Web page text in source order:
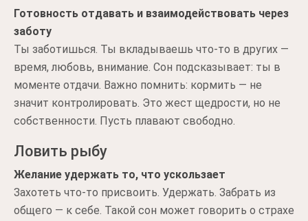
Готовность отдавать и взаимодействовать через
заботу
Ты заботишься. Ты вкладываешь что-то в других —
время, любовь, внимание. Сон подсказывает: ты в
моменте отдачи. Важно помнить: кормить — не
значит контролировать. Это жест щедрости, но не
собственности. Пусть плавают свободно.
Ловить рыбу
Желание удержать то, что ускользает
Захотеть что-то присвоить. Удержать. Забрать из
общего — к себе. Такой сон может говорить о страхе